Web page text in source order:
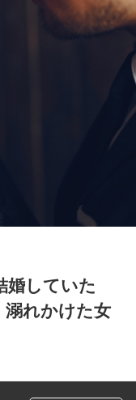
婚していた
れかけた女